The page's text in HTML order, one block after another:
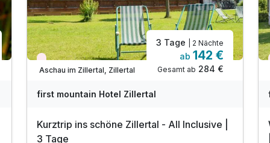
Nur noch Restplätze
Aschau im Zillertal, Zillertal
3 Tage | 2 Nächte
ab 142 €
Gesamt ab 284 €
first mountain Hotel Zillertal
Kurztrip ins schöne Zillertal - All Inclusive |
3 Tage